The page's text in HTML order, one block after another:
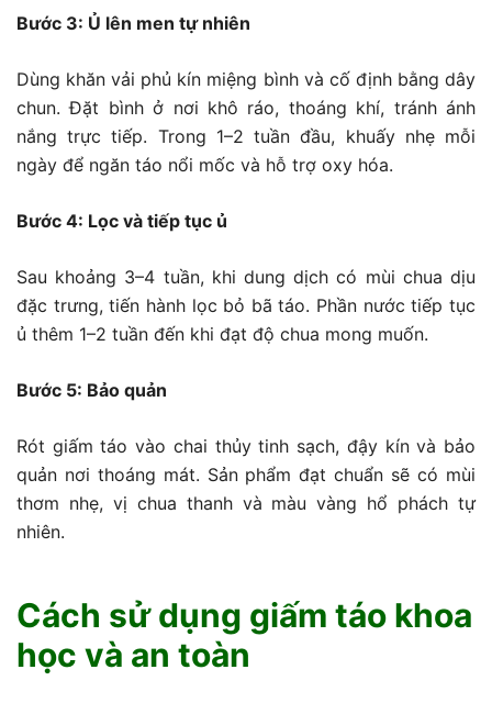
Bước 3: Ủ lên men tự nhiên
Dùng khăn vải phủ kín miệng bình và cố định bằng dây
chun. Đặt bình ở nơi khô ráo, thoáng khí, tránh ánh
nắng trực tiếp. Trong 1–2 tuần đầu, khuấy nhẹ mỗi
ngày để ngăn táo nổi mốc và hỗ trợ oxy hóa.
Bước 4: Lọc và tiếp tục ủ
Sau khoảng 3–4 tuần, khi dung dịch có mùi chua dịu
đặc trưng, tiến hành lọc bỏ bã táo. Phần nước tiếp tục
ủ thêm 1–2 tuần đến khi đạt độ chua mong muốn.
Bước 5: Bảo quản
Rót giấm táo vào chai thủy tinh sạch, đậy kín và bảo
quản nơi thoáng mát. Sản phẩm đạt chuẩn sẽ có mùi
thơm nhẹ, vị chua thanh và màu vàng hổ phách tự
nhiên.
Cách sử dụng giấm táo khoa
học và an toàn